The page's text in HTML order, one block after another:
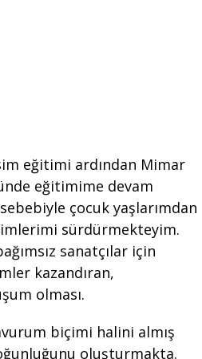
eğitimi ardından Mimar
eğitimime devam
çocuk yaşlarımdan
sürdürmekteyim.
sanatçılar için
kazandıran,
olması.
biçimi halini almış
oluşturmakta.